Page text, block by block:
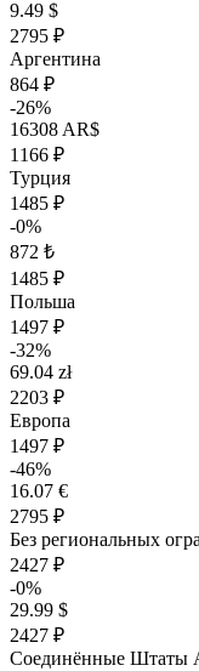
9.49 $
2795 ₽
Аргентина
864 ₽
-26%
16308 AR$
1166 ₽
Турция
1485 ₽
-0%
872 ₺
1485 ₽
Польша
1497 ₽
-32%
69.04 zł
2203 ₽
Европа
1497 ₽
-46%
16.07 €
2795 ₽
Без региональных
2427 ₽
-0%
29.99 $
2427 ₽
Соединённые Штаты